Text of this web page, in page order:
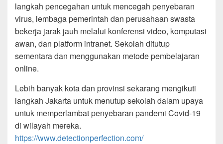
langkah pencegahan untuk mencegah penyebaran
virus, lembaga pemerintah dan perusahaan swasta
bekerja jarak jauh melalui konferensi video, komputasi
awan, dan platform intranet. Sekolah ditutup
sementara dan menggunakan metode pembelajaran
online.
Lebih banyak kota dan provinsi sekarang mengikuti
langkah Jakarta untuk menutup sekolah dalam upaya
untuk memperlambat penyebaran pandemi Covid-19
di wilayah mereka.
https://www.detectionperfection.com/